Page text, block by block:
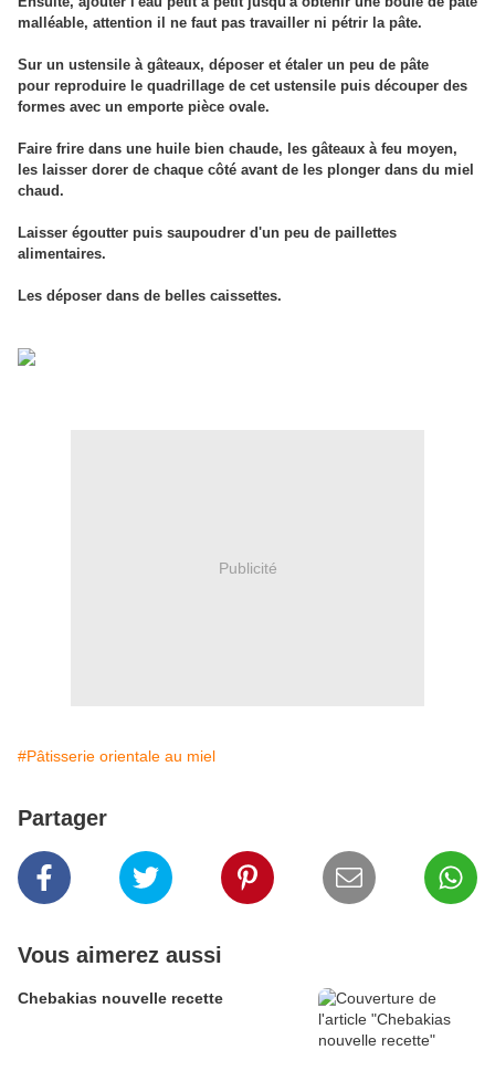
malléable, attention il ne faut pas travailler ni pétrir la pâte.
Sur un ustensile à gâteaux, déposer et étaler un peu de pâte
pour reproduire le quadrillage de cet ustensile puis découper des
formes avec un emporte pièce ovale.
Faire frire dans une huile bien chaude, les gâteaux à feu moyen,
les laisser dorer de chaque côté avant de les plonger dans du miel
chaud.
Laisser égoutter puis saupoudrer d'un peu de paillettes
alimentaires.
Les déposer dans de belles caissettes.
Publicité
#Pâtisserie orientale au miel
Partager
Vous aimerez aussi
Chebakias nouvelle recette